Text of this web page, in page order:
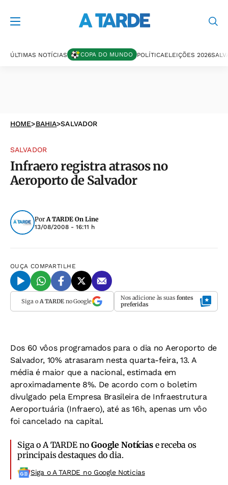
ÚLTIMAS NOTÍCIAS COPA DO MUNDO POLÍTICAELEIÇÕES 2026
HOME>BAHIA>SALVADOR
SALVADOR
Infraero registra atrasos no
Aeroporto de Salvador
PorA TARDE On Line
13/08/2008 - 16:11 h
OUÇA COMPARTILHE
Siga o A TARDEno Google Nos adicione às suas fontes
preferidas
Dos 60 vôos programados para o dia no Aeroporto de
Salvador, 10% atrasaram nesta quarta-feira, 13. A
média é maior que a nacional, estimada em
aproximadamente 8%. De acordo com o boletim
divulgado pela Empresa Brasileira de Infraestrutura
Aeroportuária (Infraero), até as 16h, apenas um vôo
foi cancelado na capital.
Siga o A TARDE noGoogle Notíciase receba os
principais destaques do dia.
Siga o A TARDE no Google Noticias